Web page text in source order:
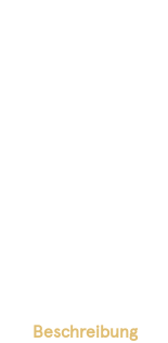
Beschreibung